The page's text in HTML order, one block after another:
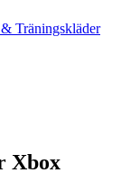
Träningskläder
Xbox